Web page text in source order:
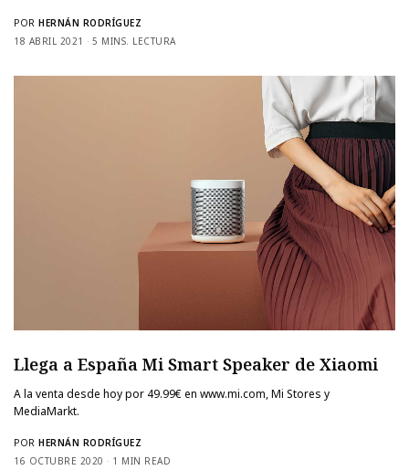
POR HERNÁN RODRÍGUEZ
18 ABRIL 2021
5 MINS. LECTURA
Llega a España Mi Smart Speaker de Xiaomi
A la venta desde hoy por 49.99€ en www.mi.com, Mi Stores y
MediaMarkt.
POR HERNÁN RODRÍGUEZ
16 OCTUBRE 2020
1 MIN READ